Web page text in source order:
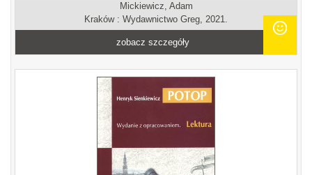
Mickiewicz, Adam
Kraków : Wydawnictwo Greg, 2021.
zobacz szczegóły